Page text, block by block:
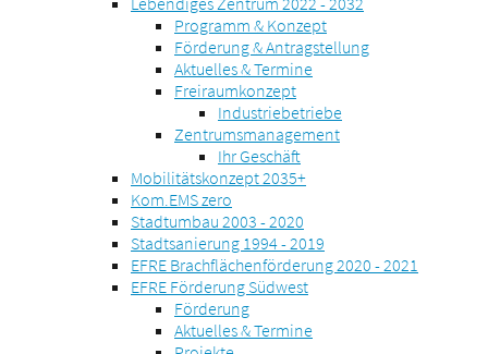
Programm & Konzept
Förderung & Antragstellung
Aktuelles & Termine
Freiraumkonzept
Industriebetriebe
Zentrumsmanagement
Ihr Geschäft
Mobilitätskonzept 2035+
Kom.EMS zero
Stadtumbau 2003 - 2020
Stadtsanierung 1994 - 2019
EFRE Brachflächenförderung 2020 - 2021
EFRE Förderung Südwest
Förderung
Aktuelles & Termine